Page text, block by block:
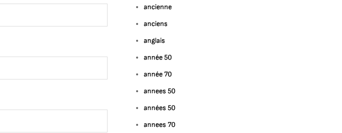
ancienne
anciens
anglais
année 50
année 70
annees 50
années 50
annees 70